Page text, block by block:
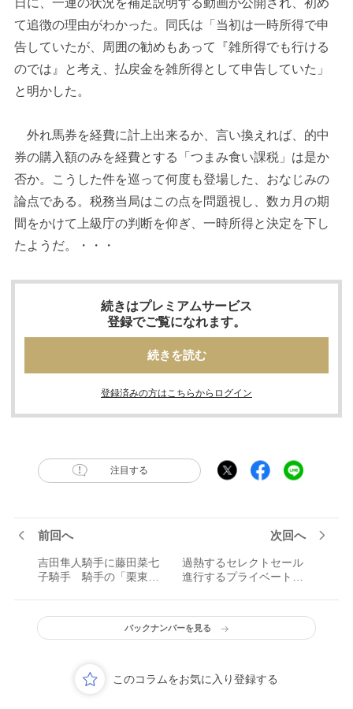
て追徴の理由がわかった。同氏は「当初は一時所得で申
告していたが、周囲の勧めもあって『雑所得でも行ける
のでは』と考え、払戻金を雑所得として申告していた」
と明かした。
外れ馬券を経費に計上出来るか、言い換えれば、的中
券の購入額のみを経費とする「つまみ食い課税」は是か
否か。こうした件を巡って何度も登場した、おなじみの
論点である。税務当局はこの点を問題視し、数カ月の期
間をかけて上級庁の判断を仰ぎ、一時所得と決定を下し
たようだ。・・・
続きはプレミアムサービス
登録でご覧になれます。
続きを読む
登録済みの方はこちらからログイン
注目する
前回へ
吉田隼人騎手に藤田菜七
子騎手 騎手の「栗東シ
次回へ
過熱するセレクトセール
進行するプライベート化
バックナンバーを見る
このコラムをお気に入り登録する